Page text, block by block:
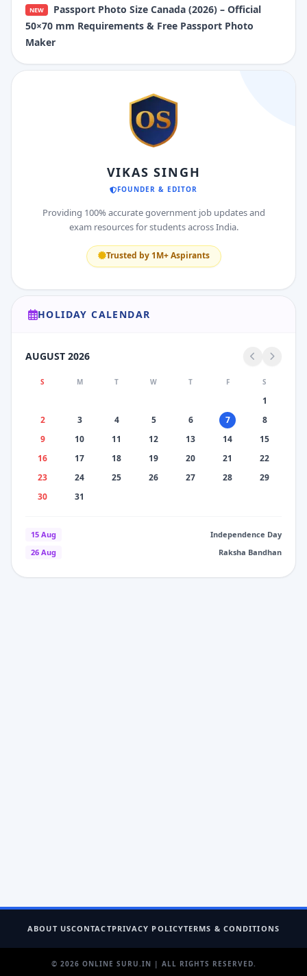
NEW
Passport Photo Size Canada (2026) – Official
50×70 mm Requirements & Free Passport Photo
Maker
VIKAS SINGH
FOUNDER & EDITOR
Providing 100% accurate government job updates and
exam resources for students across India.
Trusted by 1M+ Aspirants
HOLIDAY CALENDAR
AUGUST 2026
S M T W T F S
1
2
3 4 5 6 7
8
9
10 11 12 13 14
15
16
17 18 19 20 21
22
23
24 25 26 27 28
29
30
31
15 Aug
Independence Day
26 Aug
Raksha Bandhan
ABOUT USCONTACTPRIVACY POLICYTERMS & CONDITIONS
© 2026 ONLINE SURU.IN | ALL RIGHTS RESERVED.